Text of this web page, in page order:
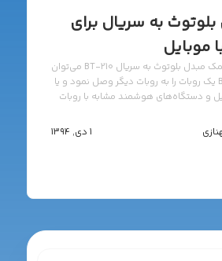
به سریال برای
موبایل
ماژول BT-210 به کمک مبدل بلوتوث به سریال BT-210 می‌توان
با پروتکل Bluetooth یک روبات را به روبات دیگر وصل نمود و یا
و دستگاه‌های هوشمند مشابه با روبات
کاربر
1 دی, 1394